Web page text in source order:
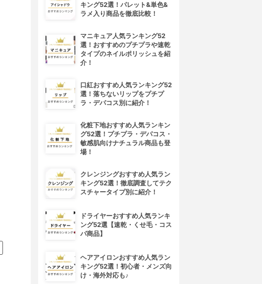
キング52選！パレット&単色&
ラメ入り商品を徹底比較！
マニキュア人気ランキング52
選！おすすめのプチプラや速乾
タイプのネイルポリッシュを紹
介！
口紅おすすめ人気ランキング52
選！落ちないリップをプチプ
ラ・デパコス別に紹介！
化粧下地おすすめ人気ランキン
グ52選！プチプラ・デパコス・
敏感肌向けナチュラル商品も登
場！
クレンジングおすすめ人気ラン
キング52選！徹底調査してテク
スチャータイプ別に紹介！
ドライヤーおすすめ人気ランキ
ング52選【速乾・くせ毛・コス
パ商品】
ヘアアイロンおすすめ人気ラン
キング52選！初心者・メンズ向
け・海外対応も♪